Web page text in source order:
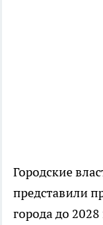
Городские
представили
города до